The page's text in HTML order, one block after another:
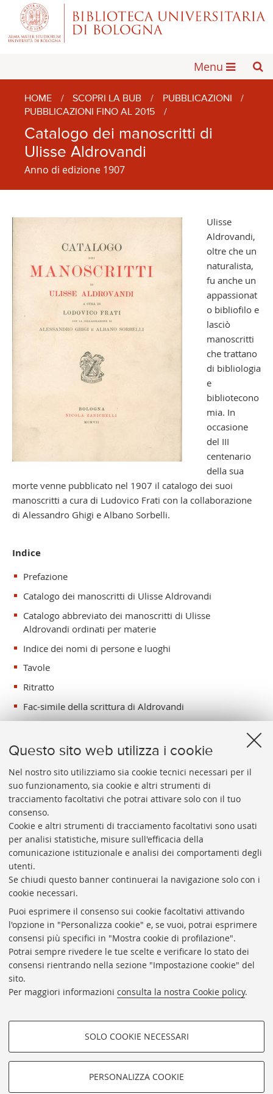
Questo sito web utilizza i cookie
Nel nostro sito utilizziamo sia cookie tecnici necessari per il
suo funzionamento, sia cookie e altri strumenti di
tracciamento facoltativi che potrai attivare solo con il tuo
consenso.
Cookie e altri strumenti di tracciamento facoltativi sono usati
per analisi statistiche, misure sull'efficacia della
comunicazione istituzionale e analisi dei comportamenti degli
utenti.
Se chiudi questo banner continuerai la navigazione solo con i
cookie necessari.
Puoi esprimere il consenso sui cookie facoltativi attivando
l'opzione in "Personalizza cookie" e, se vuoi, potrai esprimere
consensi più specifici in "Mostra cookie di profilazione".
Potrai sempre rivedere le tue scelte e verificare lo stato dei
consensi rientrando nella sezione "Impostazione cookie" del
sito.
Per maggiori informazioni consulta la nostra Cookie policy.
COOKIE DI PROFILAZIONE -
FACOLTATIVI
SOLO COOKIE NECESSARI
PERSONALIZZA COOKIE
Menu
HOME / SCOPRI LA BUB / PUBBLICAZIONI
/
PUBBLICAZIONI FINO AL 2015
/
Catalogo dei manoscritti di
Ulisse Aldrovandi
Anno di edizione 1907
Ulisse
Aldrovandi,
oltre che un
naturalista,
fu anche un
appassionat
o bibliofilo e
lasciò
manoscritti
che trattano
di bibliologia
e
bibliotecono
mia. In
occasione
del III
centenario
della sua
morte venne pubblicato nel 1907 il catalogo dei suoi
manoscritti a cura di Ludovico Frati con la collaborazione
di Alessandro Ghigi e Albano Sorbelli.
Indice
Prefazione
Catalogo dei manoscritti di Ulisse Aldrovandi
Catalogo abbreviato dei manoscritti di Ulisse
Aldrovandi ordinati per materie
Indice dei nomi di persone e luoghi
Tavole
Ritratto
Fac-simile della scrittura di Aldrovandi
UNIVERSITARIA
Presidente: prof. Francesco Citti
Coordinatrice gestionale: Maria Pia Torricelli
Responsabile Amministrativo: Luigia Di Pumpo
Via Zamboni, 33/35 - 40126 Bologna (BO)
Tel. +39 051 2088306 - Fax +39 051 2088385
bub.info@unibo.it
bub.biblioteca@pec.unibo.it
Dove siamo
Orario dei servizi
Helpdesk
Rubrica di Ateneo
Privacy e note legali